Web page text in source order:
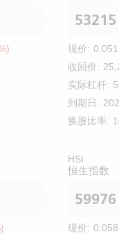
53215
现价: 0.051
收回价:
实际杠杆:
到期日:
换股比率:
HSI
恒生指数
59976
现价: 0.058